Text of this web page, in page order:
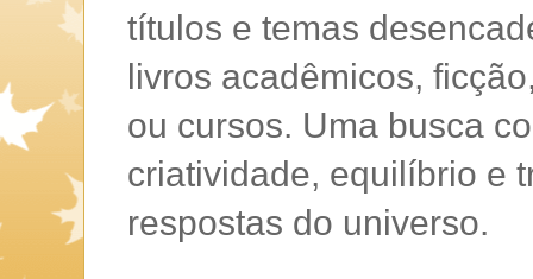
títulos e temas
livros acadêmicos,
ou cursos. Uma busca
criatividade, equilíbrio e
respostas do universo.